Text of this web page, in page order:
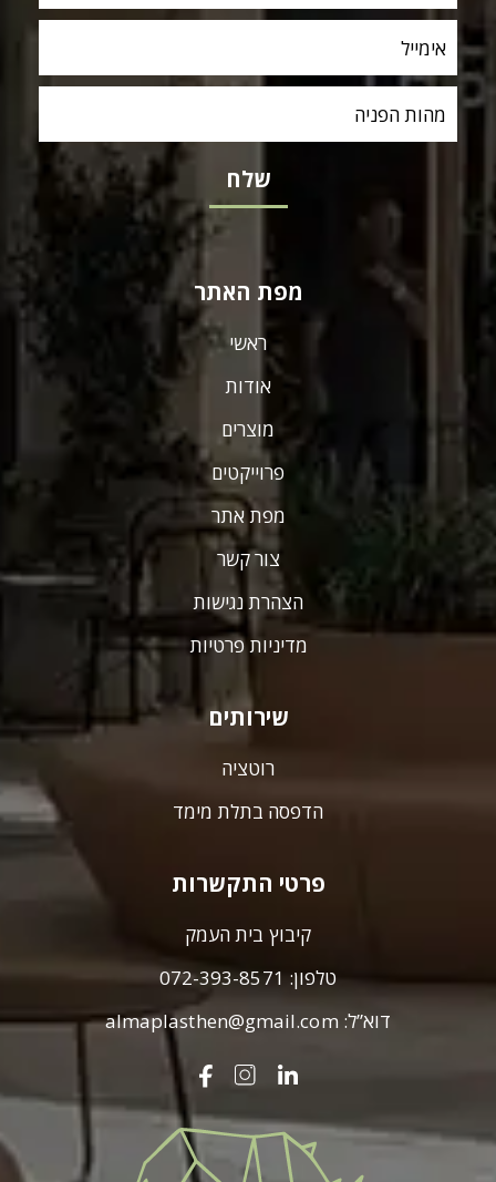
מפת האתר
ראשי
אודות
מוצרים
פרוייקטים
מפת אתר
צור קשר
הצהרת נגישות
מדיניות פרטיות
שירותים
רוטציה
הדפסה בתלת מימד
פרטי התקשרות
קיבוץ בית העמק
טלפון: 072-393-8571
דוא”ל:almaplasthen@gmail.com
פלסט